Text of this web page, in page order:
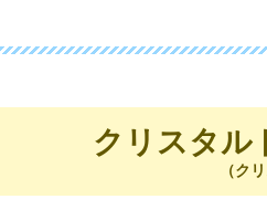
クリスタル
（ク